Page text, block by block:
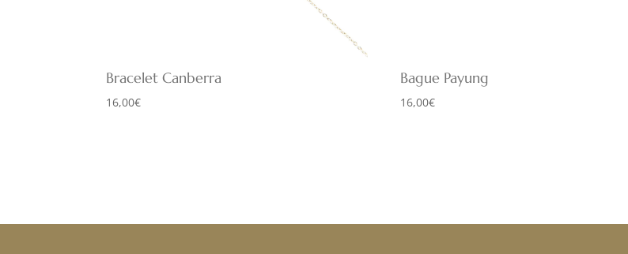
Bracelet Canberra
16,00€
Bague Payung
16,00€